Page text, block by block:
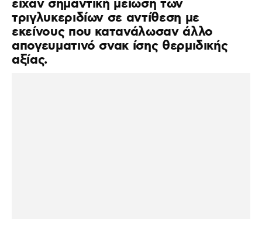
είχαν σημαντική μείωση των
τριγλυκεριδίων σε αντίθεση με
εκείνους που κατανάλωσαν άλλο
απογευματινό σνακ ίσης θερμιδικής
αξίας.